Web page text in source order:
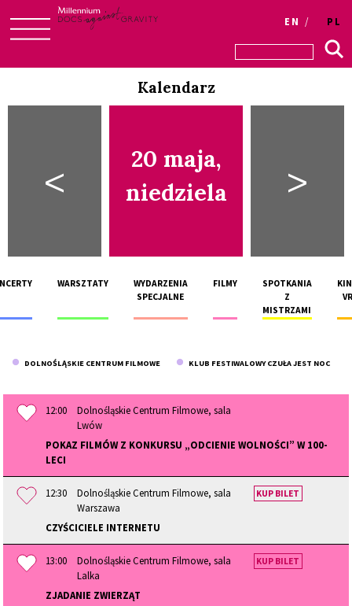
to
EN PL
Kalendarz
<
20 maja,
niedziela
>
WARSZTATY
WYDARZENIA
SPECJALNE
FILMY
SPOTKANIA
Z
MISTRZAMI
VR
DOLNOŚLĄSKIE CENTRUM FILMOWE KLUB FESTIWALOWY CZUŁA JEST NOC
12:00
Dolnośląskie Centrum Filmowe, sala
Lwów
POKAZ FILMÓW Z KONKURSU „ODCIENIE WOLNOŚCI” W 100-
LECI
12:30
Dolnośląskie Centrum Filmowe, sala
Warszawa
CZYŚCICIELE INTERNETU
KUP BILET
13:00
Dolnośląskie Centrum Filmowe, sala
Lalka
ZJADANIE ZWIERZĄT
KUP BILET